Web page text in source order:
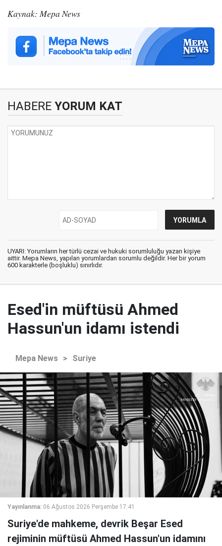
Kaynak: Mepa News
HABERE YORUM KAT
UYARI: Yorumların her türlü cezai ve hukuki sorumluluğu yazan kişiye
aittir. Mepa News, yapılan yorumlardan sorumlu değildir. Her bir yorum
600 karakterle (boşluklu) sınırlıdır.
Esed'in müftüsü Ahmed
Hassun'un idamı istendi
Mepa News > Suriye
Yayınlanma: 06 Ağustos 2026 Perşembe 17:41
Suriye'de mahkeme, devrik Beşar Esed
rejiminin müftüsü Ahmed Hassun'un idamını